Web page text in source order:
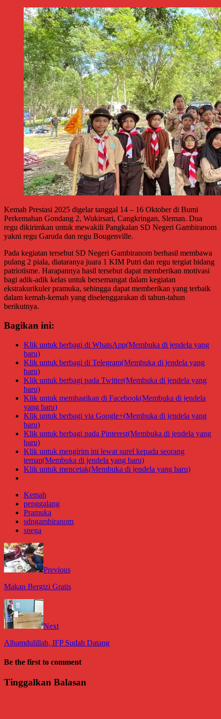
Kemah Prestasi 2025 digelar tanggal 14 – 16 Oktober di Bumi
Perkemahan Gondang 2, Wukirsari, Cangkringan, Sleman. Dua
regu dikirimkan untuk mewakili Pangkalan SD Negeri Gambiranom
yakni regu Garuda dan regu Bougenville.
Pada kegiatan tersebut SD Negeri Gambiranom berhasil membawa
pulang 2 piala, diataranya juara 1 KIM Putri dan regu tergiat bidang
patriotisme. Harapannya hasil tersebut dapat memberikan motivasi
bagi adik-adik kelas untuk bersemangat dalam kegiatan
ekstrakurikuler pramuka, sehingga dapat memberikan yang terbaik
dalam kemah-kemah yang diselenggarakan di tahun-tahun
berikutnya.
Bagikan ini:
Klik untuk berbagi di WhatsApp(Membuka di jendela yang
baru)
Klik untuk berbagi di Telegram(Membuka di jendela yang
baru)
Klik untuk berbagi pada Twitter(Membuka di jendela yang
baru)
Klik untuk membagikan di Facebook(Membuka di jendela
yang baru)
Klik untuk berbagi via Google+(Membuka di jendela yang
baru)
Klik untuk berbagi pada Pinterest(Membuka di jendela yang
baru)
Klik untuk mengirim ini lewat surel kepada seorang
teman(Membuka di jendela yang baru)
Klik untuk mencetak(Membuka di jendela yang baru)
Kemah
penggalang
Pramuka
sdngambiranom
snega
Previous
Makan Bergizi Gratis
Next
Alhamdulillah, IFP Sudah Datang
Be the first to comment
Tinggalkan Balasan